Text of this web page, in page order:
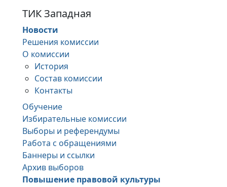
ТИК Западная
Новости
Решения комиссии
О комиссии
История
Состав комиссии
Контакты
Обучение
Избирательные комиссии
Выборы и референдумы
Работа с обращениями
Баннеры и ссылки
Архив выборов
Повышение правовой культуры